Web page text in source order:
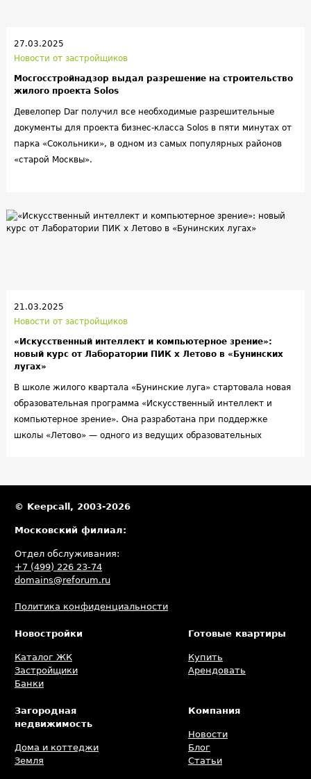
27.03.2025
Новости от застройщиков
Мосгосстройнадзор выдал разрешение на строительство
жилого проекта Solos
Девелопер Dar получил все необходимые разрешительные
документы для проекта бизнес-класса Solos в пяти минутах от
парка «Сокольники», в одном из самых популярных районов
«старой Москвы».
21.03.2025
Новости от застройщиков
«Искусственный интеллект и компьютерное зрение»:
новый курс от Лаборатории ПИК х Летово в «Бунинских
лугах»
В школе жилого квартала «Бунинские луга» стартовала новая
образовательная программа «Искусственный интеллект и
компьютерное зрение». Она разработана при поддержке
школы «Летово» — одного из ведущих образовательных
и раскроют свой потенциал в мире технологий и инноваций.
© Keepcall, 2003-2026
Московский филиал:
Отдел обслуживания:
+7 (499) 226 23-74
domains@reforum.ru
Политика конфиденциальности
Новостройки
Каталог ЖК
Застройщики
Банки
Готовые квартиры
Купить
Арендовать
Загородная
недвижимость
Дома и коттеджи
Земля
Компания
Новости
Блог
Статьи